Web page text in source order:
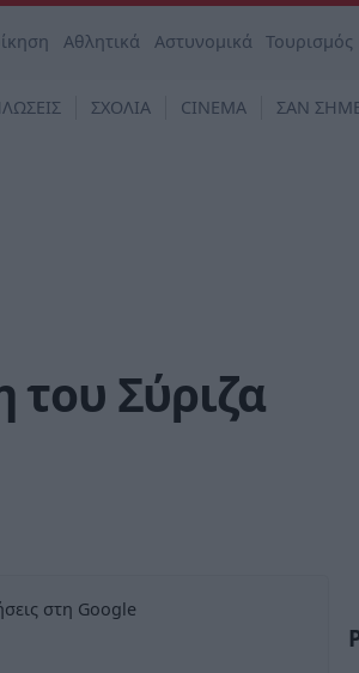
Αθλητικά Αστυνομικά Τουρισμός
ΣΧΟΛΙΑ CINEMA ΣΑΝ
του Σύριζα
στη Google